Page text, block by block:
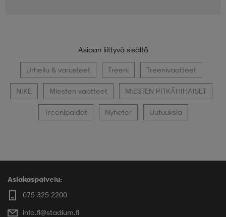
Asiaan liittyvä sisältö
Urheilu & varusteet Treeni Treenivaatteet
NIKE Miesten vaatteet MIESTEN PITKÄHIHAISET
Treenipaidat Nyheter Uutuuksia
Asiakaspalvelu:
075 325 2200
info.fi@stadium.fi